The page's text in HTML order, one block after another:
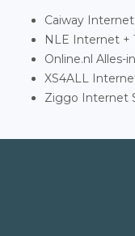
Caiway
NLE Internet +
Online.nl Alles-
XS4ALL
Ziggo Internet